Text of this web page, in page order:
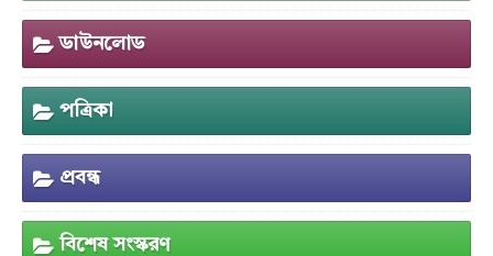
ডাউনলোড
পত্রিকা
প্রবন্ধ
বিশেষ সংস্করণ